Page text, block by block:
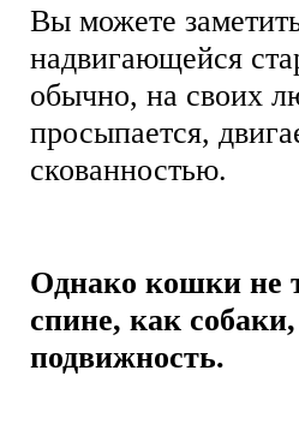
Вы можете
надвигающейся
обычно, на своих
просыпается,
скованностью.
Однако кошки не
спине, как
подвижность.